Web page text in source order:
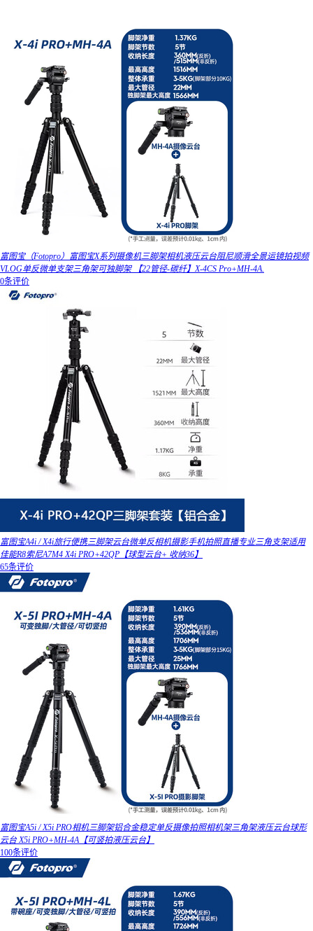
富图宝（Fotopro）富图宝X系列摄像机三脚架相机液压云台阻尼顺滑全景运镜拍视频
VLOG单反微单支架三角架可独脚架 【22管径-碳纤】X-4CS Pro+MH-4A.
0条评价
富图宝A4i / X4i旅行便携三脚架云台微单反相机摄影手机拍照直播专业三角支架适用
佳能R8索尼A7M4 X4i PRO+42QP【球型云台+ 收纳36】
65条评价
富图宝A5i / X5i PRO相机三脚架铝合金稳定单反摄像拍照相机架三角架液压云台球形
云台 X5i PRO+MH-4A【可竖拍液压云台】
100条评价